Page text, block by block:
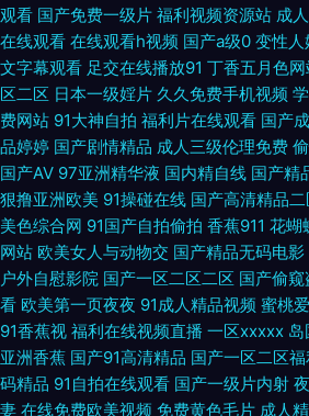
喷水日韩 伊人av在线 91网站熊猫 成人国产一
在线观看 国产精品第6页 欧美丝袜性爱 影音先
选 97午夜视频在线观看 韩国青草无码 日韩精品
国产91啪啪 老司机精品 日韩在线视频中文字幕
女 91超碰在线人人干 亚洲美成人网 欧美色TV
51吃瓜黑料 大香蕉热 91永久网站 91视频日本
大神啪视频 先锋av网 蜜豆mv在线看免费版 国
人妻人人操 91国产乱子伦 午夜蜜桃888不卡 伦
观看 国产免费一级片 福利视频资源站 成
在线观看 在线观看h视频 国产a级0 变性人
文字幕观看 足交在线播放91 丁香五月色
区二区 日本一级婬片 久久免费手机视频
费网站 91大神自拍 福利片在线观看 国产
品婷婷 国产剧情精品 成人三级伦理免费
国产AV 97亚洲精华液 国内精自线 国产精
狠撸亚洲欧美 91操碰在线 国产高清精品二
美色综合网 91国产自拍偷拍 香蕉911 花蝴
网站 欧美女人与动物交 国产精品无码电影
户外自慰影院 国产一区二区二区 国产偷
看 欧美第一页夜夜 91成人精品视频 蜜桃
91香蕉视 福利在线视频直播 一区xxxxx 岛
亚洲香蕉 国产91高清精品 国产一区二区福
码精品 91自拍在线观看 国产一级片内射
妻 在线免费欧美视频 免费黄色毛片 成人